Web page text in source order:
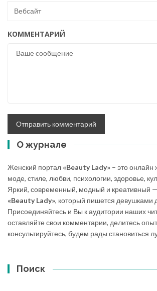
КОММЕНТАРИЙ
О журнале
Женский портал «Beauty Lady» – это онлайн
моде, стиле, любви, психологии, здоровье,
Яркий, современный, модный и креативный
«Beauty Lady», который пишется девушками
Присоединяйтесь и Вы к аудитории наших
оставляйте свои комментарии, делитесь
консультируйтесь, будем рады становиться
Поиск